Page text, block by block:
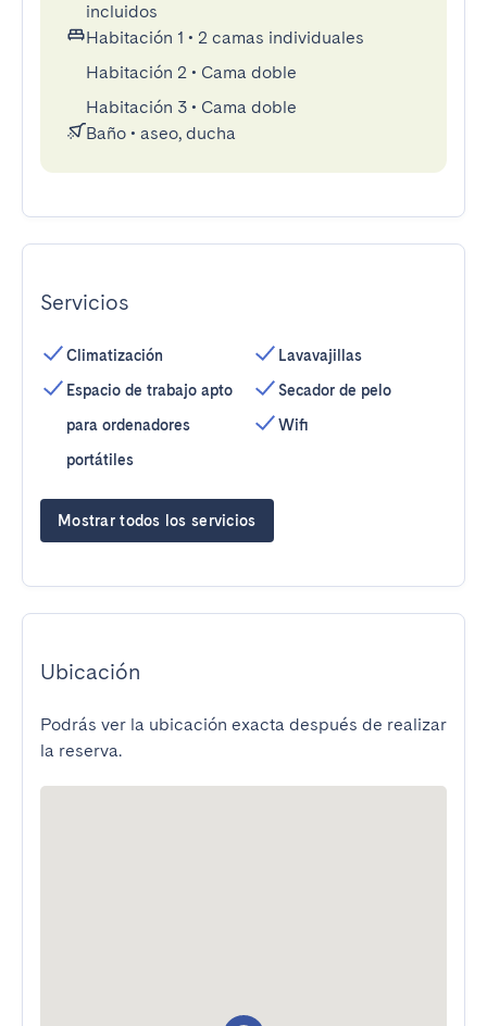
incluidos
Habitación 1 • 2 camas individuales
Habitación 2 • Cama doble
Habitación 3 • Cama doble
Baño • aseo, ducha
Servicios
Climatización
Espacio de trabajo apto
para ordenadores
portátiles
Lavavajillas
Secador de pelo
Wifi
Mostrar todos los servicios
Ubicación
Podrás ver la ubicación exacta después de realizar
la reserva.